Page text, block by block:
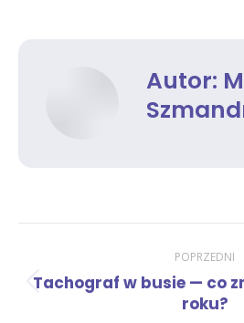
Autor:
Nawigacja
wpisów
POPRZEDNI
wpis:
Tachograf w busie — co
roku?